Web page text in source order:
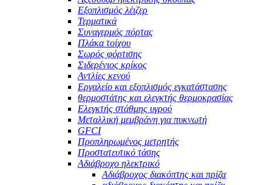
Εξοπλισμός λέιζερ
Τερματικά
Συναγερμός πόρτας
Πλάκα τοίχου
Σωρός φόρτισης
Σιδερένιος κρίκος
Αντλίες κενού
Εργαλείο και εξοπλισμός εγκατάστασης
θερμοστάτης και ελεγκτής θερμοκρασίας
Ελεγκτής στάθμης υγρού
Μεταλλική μεμβράνη για πυκνωτή
GFCI
Προπληρωμένος μετρητής
Προστατευτικό τάσης
Αδιάβροχο ηλεκτρικό
Αδιάβροχος διακόπτης και πρίζα